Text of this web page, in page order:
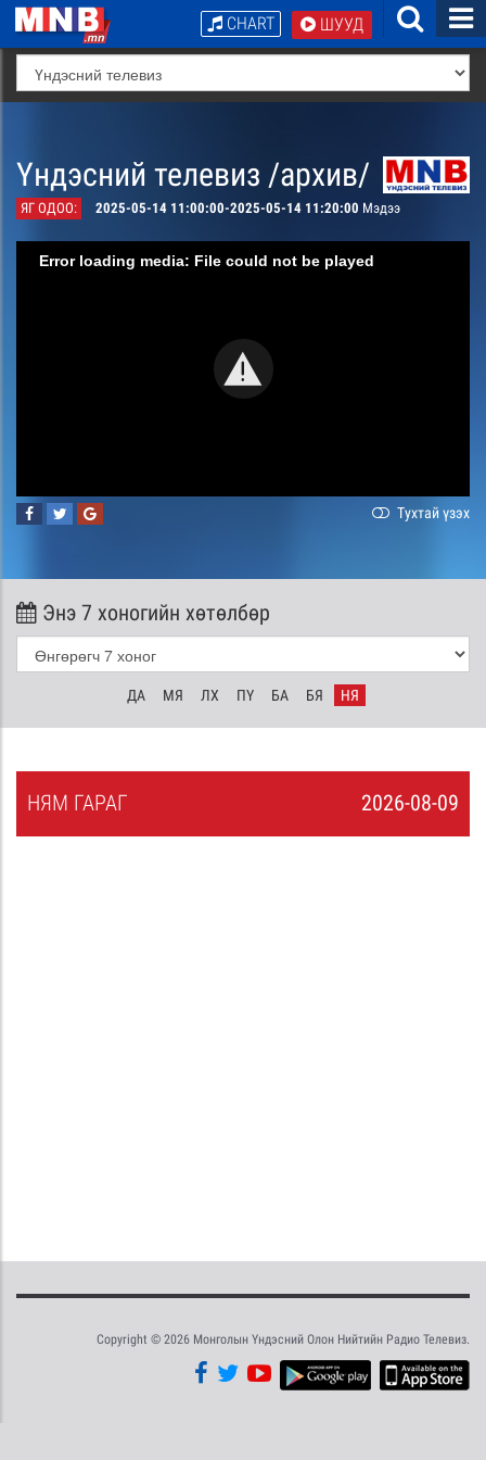
ШУУД
CHART
Үндэсний телевиз /архив/
ЯГ ОДОО: 2025-05-14 11:00:00-2025-05-14 11:20:00 Мэдээ
Error loading media: File could not be played
Тухтай үзэх
Энэ 7 хоногийн хөтөлбөр
ДА МЯ ЛХ ПҮ БА БЯ НЯ
2026-08-09
НЯМ ГАРАГ
Copyright © 2026 Монголын Үндэсний Олон Нийтийн Радио Телевиз.